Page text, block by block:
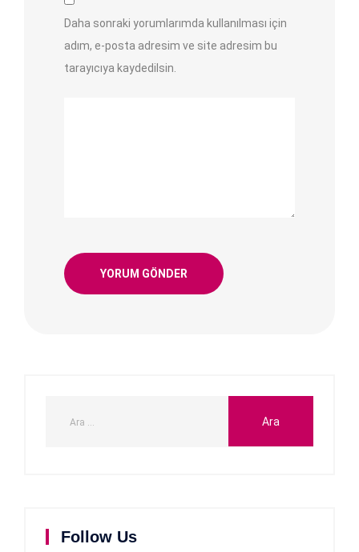
Daha sonraki yorumlarımda kullanılması için
adım, e-posta adresim ve site adresim bu
tarayıcıya kaydedilsin.
Follow Us